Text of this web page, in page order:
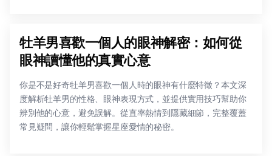
牡羊男喜歡一個人的眼神解密：如何從
眼神讀懂他的真實心意
你是不是好奇牡羊男喜歡一個人時的眼神有什麼特徵？本文深
度解析牡羊男的性格、眼神表現方式，並提供實用技巧幫助你
辨別他的心意，避免誤解。從直率熱情到隱藏細節，完整覆蓋
常見疑問，讓你輕鬆掌握星座愛情的秘密。